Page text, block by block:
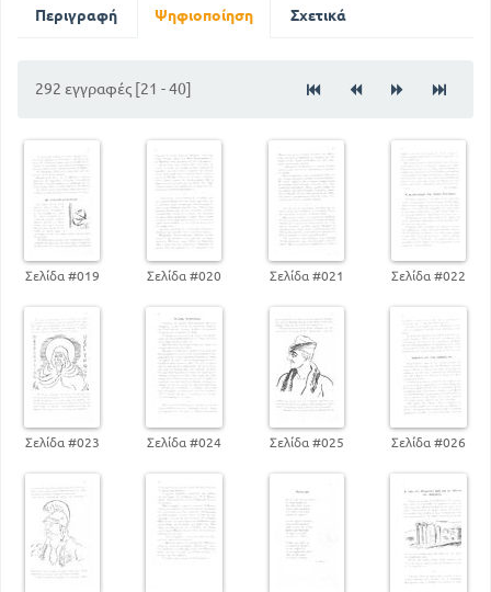
Αυτοθυσία
Περιγραφή Ψηφιοποίηση Σχετικά
292 εγγραφές [21 - 40]
Σελίδα #019 Σελίδα #020 Σελίδα #021 Σελίδα #022
Σελίδα #023 Σελίδα #024 Σελίδα #025 Σελίδα #026